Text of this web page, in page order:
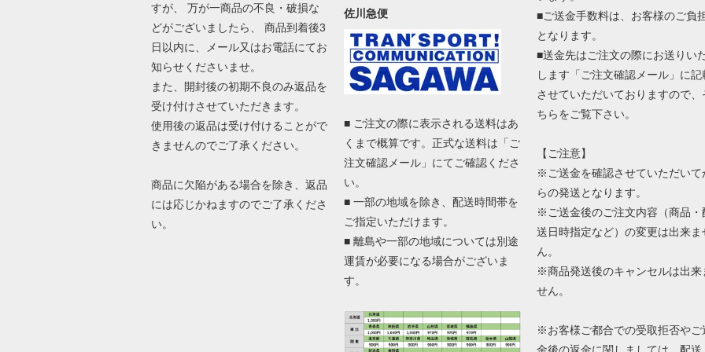
すが、 万が一商品の不良・破損な
どがございましたら、 商品到着後3
日以内に、メール又はお電話にてお
知らせくださいませ。
また、開封後の初期不良のみ返品を
受け付けさせていただきます。
使用後の返品は受け付けることがで
きませんのでご了承ください。
商品に欠陥がある場合を除き、返品
には応じかねますのでご了承くださ
い。
佐川急便
■ ご注文の際に表示される送料はあ
くまで概算です。正式な送料は「ご
注文確認メール」にてご確認くださ
い。
■ 一部の地域を除き、配送時間帯を
ご指定いただけます。
■ 離島や一部の地域については別途
運賃が必要になる場合がございま
す。
■ご送金手数料は、お客様のご負
となります。
■送金先はご注文の際にお送りい
します「ご注文確認メール」に記
させていただいておりますので、
ちらをご覧下さい。
【ご注意】
※ご送金を確認させていただいて
らの発送となります。
※ご送金後のご注文内容（商品・
送日時指定など）の変更は出来ま
ん。
※商品発送後のキャンセルは出来
せん。
※お客様ご都合での受取拒否やご
金後の返金に関しましては、配送